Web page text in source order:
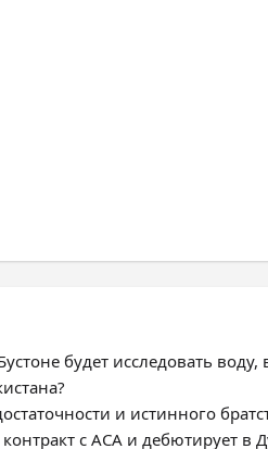
будет исследовать воду,
и истинного
с ACA и дебютирует в